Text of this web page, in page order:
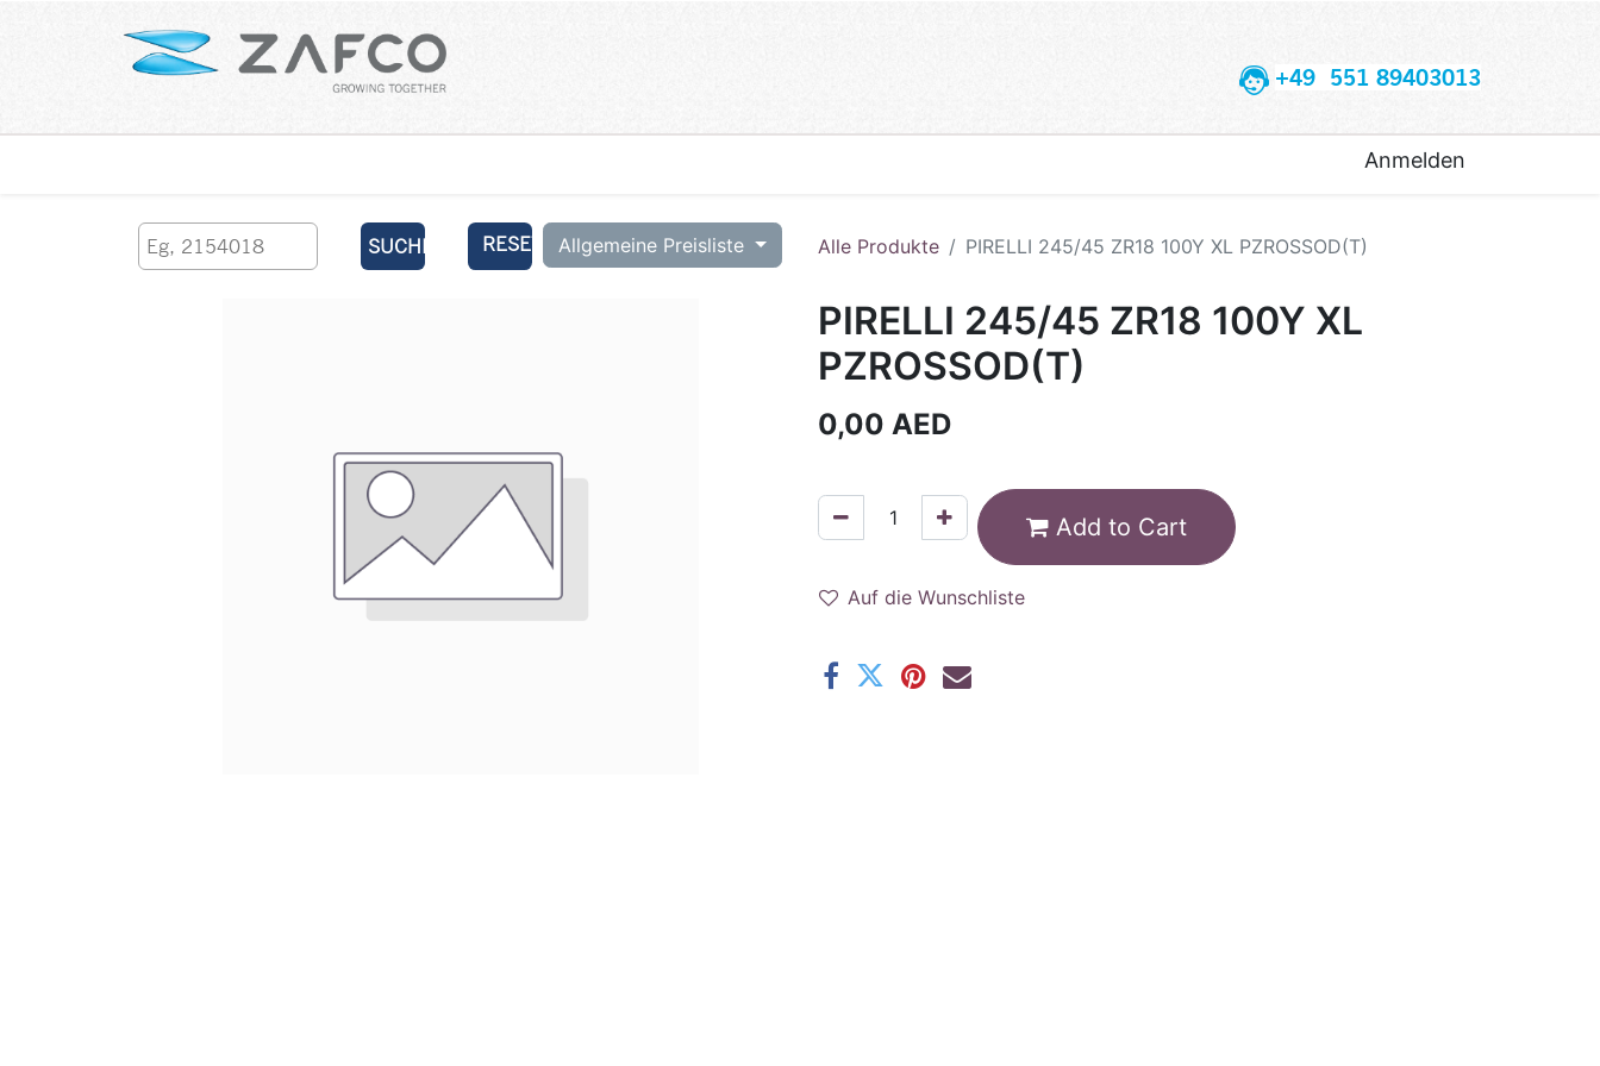
+49 551 89403013
Anmelden
SUCHEN RESET Allgemeine Preisliste Alle Produkte PIRELLI 245/45 ZR18 100Y XL PZROSSOD(T)
PIRELLI 245/45 ZR18 100Y XL
PZROSSOD(T)
0,00 AED
Add to Cart
Auf die Wunschliste